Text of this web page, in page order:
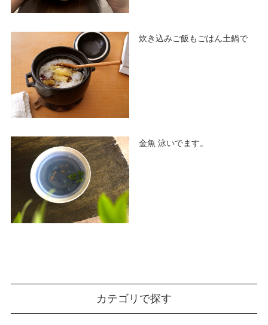
炊き込みご飯もごはん土鍋で
金魚 泳いでます。
カテゴリで探す